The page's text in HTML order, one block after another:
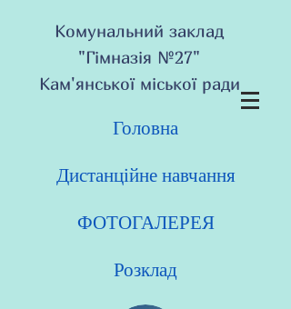
Комунальний заклад
"Гімназія №27"
Кам'янської міської ради
Головна
Дистанційне навчання
ФОТОГАЛЕРЕЯ
Розклад